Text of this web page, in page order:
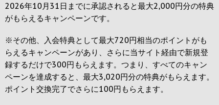
2026年10月31日までに承認されると最大2,000円分の特典
がもらえるキャンペーンです。
※その他、入会特典として最大720円相当のポイントがも
らえるキャンペーンがあり、さらに当サイト経由で新規登
録するだけで300円 もらえます。つまり、すべてのキャン
ペーンを達成すると、最大3,020円分の特典がもらえます。
ポイント交換完了でさらに100円 もらえます。